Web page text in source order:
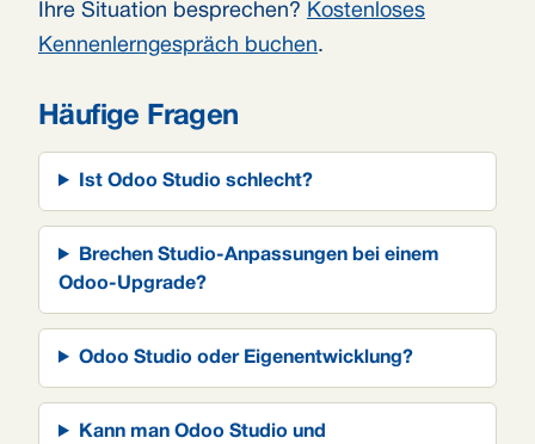
Ihre Situation besprechen? Kostenloses
Kennenlerngespräch buchen.
Häufige Fragen
Ist Odoo Studio schlecht?
Brechen Studio-Anpassungen bei einem
Odoo-Upgrade?
Odoo Studio oder Eigenentwicklung?
Kann man Odoo Studio und